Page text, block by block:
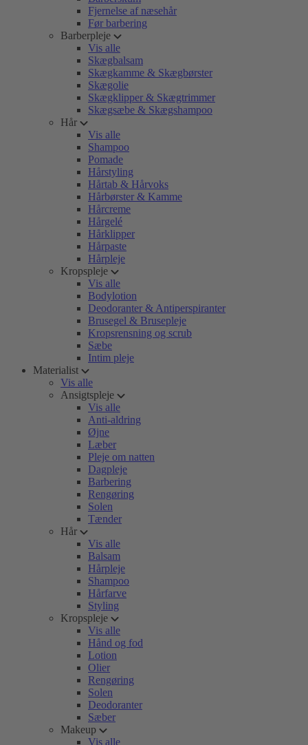
Fjernelse af næsehår
Før barbering
Barberpleje
Vis alle
Skægbalsam
Skægkamme & Skægbørster
Skægolie
Skægklipper & Skægtrimmer
Skægsæbe & Skægshampoo
Hår
Vis alle
Shampoo
Pomade
Hårstyling
Hårtab & Hårvoks
Hårbørster & Kamme
Hårcreme
Hårgelé
Hårklipper
Hårpaste
Hårpleje
Kropspleje
Vis alle
Bodylotion
Deodoranter & Antiperspiranter
Brusegel & Brusepleje
Kropsrensning og scrub
Sæbe
Intim pleje
Materialist
Vis alle
Ansigtspleje
Vis alle
Anti-aldring
Øjne
Læber
Pleje om natten
Dagpleje
Barbering
Rengøring
Solen
Tænder
Hår
Vis alle
Balsam
Hårpleje
Shampoo
Hårfarve
Styling
Kropspleje
Vis alle
Hånd og fod
Lotion
Olier
Rengøring
Solen
Deodoranter
Sæber
Makeup
Vis alle